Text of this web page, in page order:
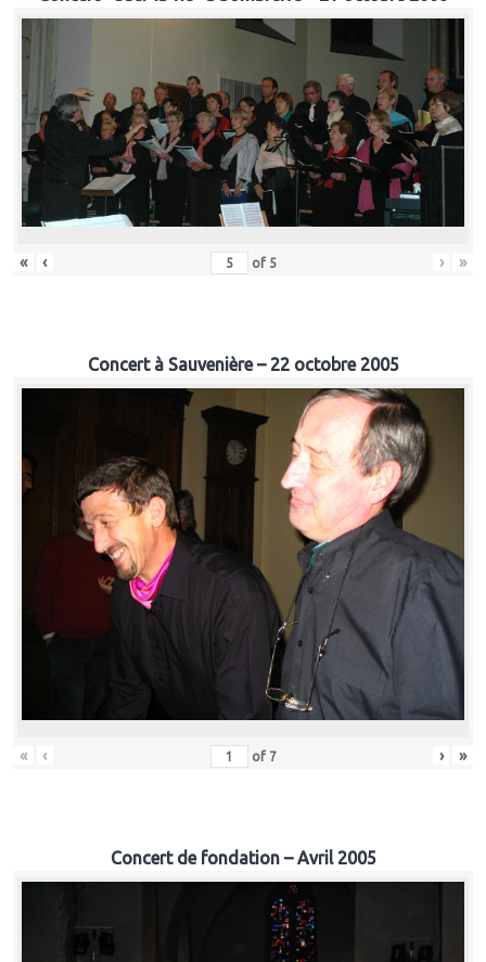
« ‹ of 5 › »
Concert à Sauvenière – 22 octobre 2005
« ‹ of 7 › »
Concert de fondation – Avril 2005